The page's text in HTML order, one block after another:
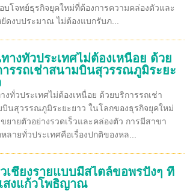
บโจทย์ธุรกิจยุคใหม่ที่ต้องการความคล่องตัวและ
ดงบประมาณ ไม่ต้องแบกรับภ...
างทั่วประเทศไม่ต้องเหนื่อย ด้วย
รรถเช่าสนามบินสุวรรณภูมิระยะ
งทั่วประเทศไม่ต้องเหนื่อย ด้วยบริการรถเช่า
นสุวรรณภูมิระยะยาว ในโลกของธุรกิจยุคใหม่
ยายตัวอย่างรวดเร็วและคล่องตัว การมีสาขา
ลายทั่วประเทศคือเรื่องปกติของหล...
เชียงรายแบบมีสไตล์ขอพรปังๆ ที่
สงแก้วโพธิญาณ